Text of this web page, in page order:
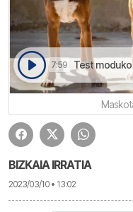
7:59 Test moduko azterketa
BIZKAIA IRRATIA
2023/03/10 • 13:02